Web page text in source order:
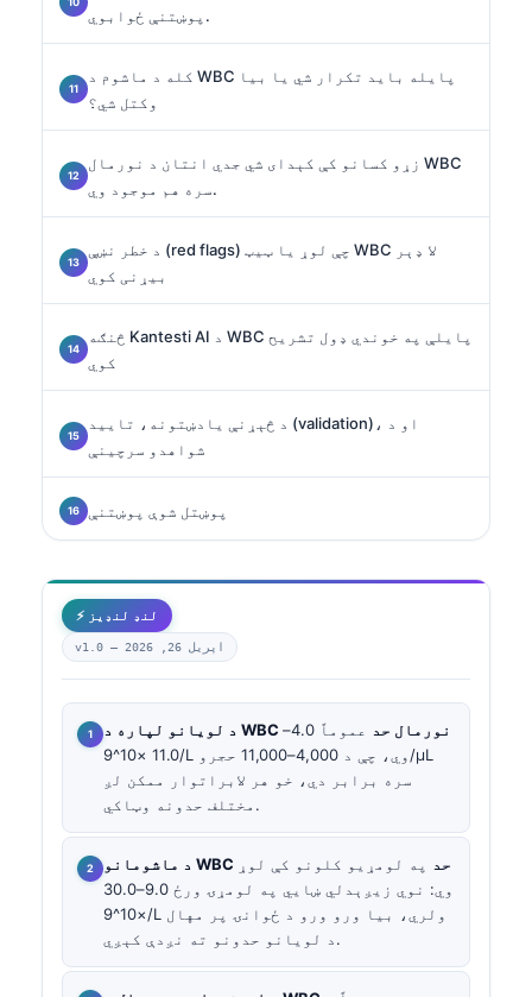
پوښتنې ځوابوي.
کله د ماشوم د WBC پایله باید تکرار شي یا بیا
وکتل شي؟
زړو کسانو کې کېدای شي جدي انتان د نورمال WBC
سره هم موجود وي.
د خطر نښې (red flags) چې لوړ یا ټیټ WBC لا ډېر
بیړنی کوي
څنګه Kantesti AI د WBC پایلې په خوندي ډول تشریح
کوي
د څېړنې یادښتونه، تایید (validation)، او د
شواهدو سرچینې
پوښتل شوې پوښتنې
⚡ لنډ لنډیز
v1.0 — اپریل 26, 2026
د لویانو لپاره د WBC نورمال حد
عموماً 4.0–
11.0 ×10^9/L وي، چې د 4,000–11,000 حجرو/µL
سره برابر دي، خو هر لابراتوار ممکن لږ
مختلف حدونه وټاکي.
د ماشومانو WBC حد په لومړیو کلونو کې لوړ
وي: نوي زیږېدلي ښايي په لومړۍ ورځ 9.0–30.0
×10^9/L ولري، بیا ورو ورو د ځوانۍ پر مهال
د لویانو حدونو ته نږدې کېږي.